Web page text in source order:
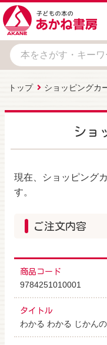
トップ ショッピングカ
ショ
現在、ショッピング
す。
ご注文内容
商品コード
9784251010001
タイトル
わかる わかる じかん